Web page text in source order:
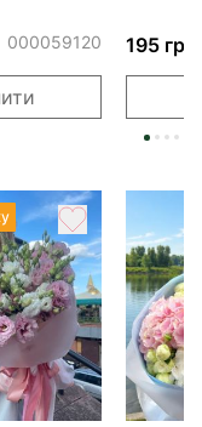
000059120 195 грн